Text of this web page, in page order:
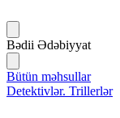
Bədii Ədəbiyyat
Bütün məhsullar
Detektivlər. Trillerlər